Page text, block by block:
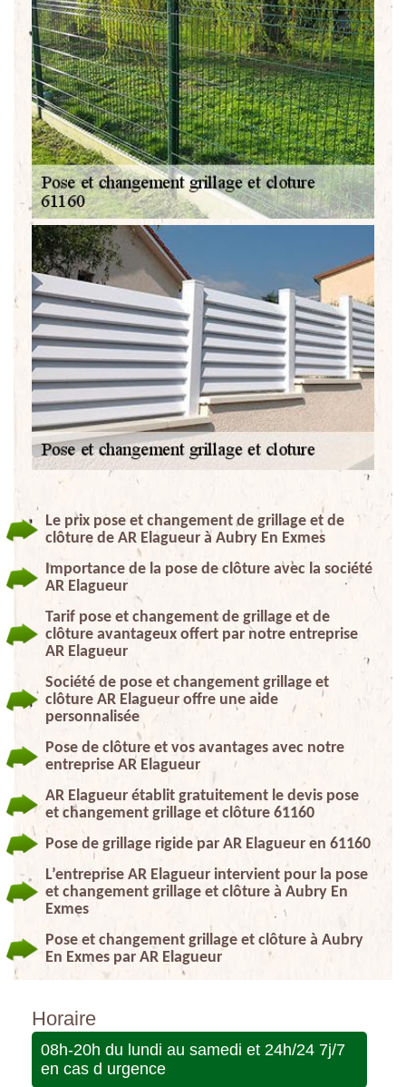
Le prix pose et changement de grillage et de
clôture de AR Elagueur à Aubry En Exmes
Importance de la pose de clôture avec la société
AR Elagueur
Tarif pose et changement de grillage et de
clôture avantageux offert par notre entreprise
AR Elagueur
Société de pose et changement grillage et
clôture AR Elagueur offre une aide
personnalisée
Pose de clôture et vos avantages avec notre
entreprise AR Elagueur
AR Elagueur établit gratuitement le devis pose
et changement grillage et clôture 61160
Pose de grillage rigide par AR Elagueur en 61160
L’entreprise AR Elagueur intervient pour la pose
et changement grillage et clôture à Aubry En
Exmes
Pose et changement grillage et clôture à Aubry
En Exmes par AR Elagueur
Horaire
08h-20h du lundi au samedi et 24h/24 7j/7
en cas d urgence